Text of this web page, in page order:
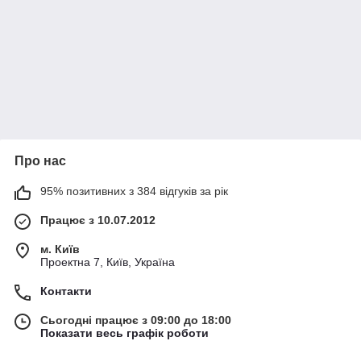
Про нас
95% позитивних з 384 відгуків за рік
Працює з 10.07.2012
м. Київ
Проектна 7, Київ, Україна
Контакти
Сьогодні працює з 09:00 до 18:00
Показати весь графік роботи